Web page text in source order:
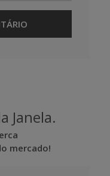
Janela.
mercado!